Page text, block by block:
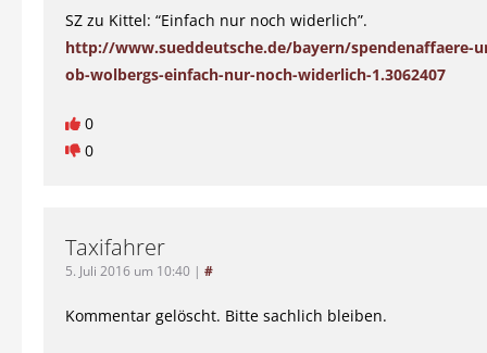
SZ zu Kittel: “Einfach nur noch widerlich”.
http://www.sueddeutsche.de/bayern/spendenaffaere-
ob-wolbergs-einfach-nur-noch-widerlich-1.3062407
0
0
Taxifahrer
5. Juli 2016 um 10:40 | #
Kommentar gelöscht. Bitte sachlich bleiben.